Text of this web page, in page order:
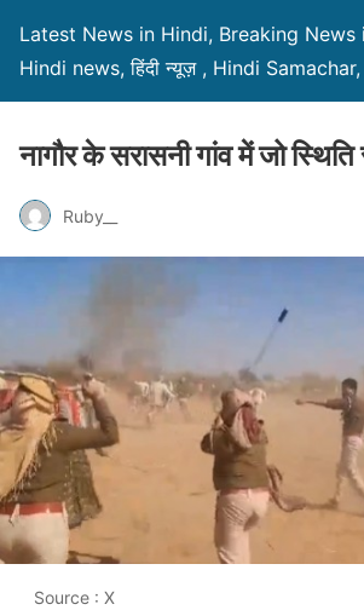
Latest News in Hindi, Breaking News
Hindi news, हिंदी न्यूज़ , Hindi Samachar,
नागौर के सरासनी गांव में जो
Ruby__
Source : X